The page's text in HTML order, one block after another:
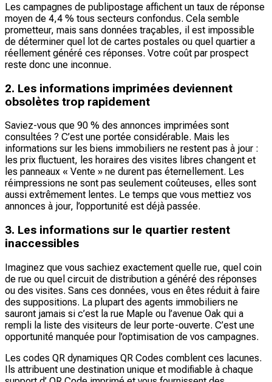
Les campagnes de publipostage affichent un taux de réponse
moyen de 4,4 % tous secteurs confondus. Cela semble
prometteur, mais sans données traçables, il est impossible
de déterminer quel lot de cartes postales ou quel quartier a
réellement généré ces réponses. Votre coût par prospect
reste donc une inconnue.
2. Les informations imprimées deviennent
obsolètes trop rapidement
Saviez-vous que 90 % des annonces imprimées sont
consultées ? C’est une portée considérable. Mais les
informations sur les biens immobiliers ne restent pas à jour :
les prix fluctuent, les horaires des visites libres changent et
les panneaux « Vente » ne durent pas éternellement. Les
réimpressions ne sont pas seulement coûteuses, elles sont
aussi extrêmement lentes. Le temps que vous mettiez vos
annonces à jour, l’opportunité est déjà passée.
3. Les informations sur le quartier restent
inaccessibles
Imaginez que vous sachiez exactement quelle rue, quel coin
de rue ou quel circuit de distribution a généré des réponses
ou des visites. Sans ces données, vous en êtes réduit à faire
des suppositions. La plupart des agents immobiliers ne
sauront jamais si c’est la rue Maple ou l’avenue Oak qui a
rempli la liste des visiteurs de leur porte-ouverte. C’est une
opportunité manquée pour l’optimisation de vos campagnes.
Les codes QR dynamiques QR Codes comblent ces lacunes.
Ils attribuent une destination unique et modifiable à chaque